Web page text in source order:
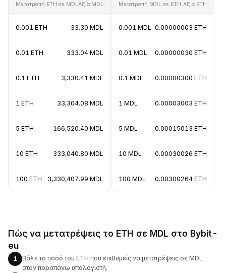
Μετατροπή ETH σε MDL Αξία MDL
0.001 ETH 33.30 MDL
0.01 ETH 333.04 MDL
0.1 ETH 3,330.41 MDL
1 ETH 33,304.08 MDL
5 ETH 166,520.40 MDL
10 ETH 333,040.80 MDL
100 ETH 3,330,407.99 MDL
Μετατροπή MDL σε ETH Αξία ETH
0.001 MDL 0.00000003 ETH
0.01 MDL 0.00000030 ETH
0.1 MDL 0.00000300 ETH
1 MDL 0.00003003 ETH
5 MDL 0.00015013 ETH
10 MDL 0.00030026 ETH
100 MDL 0.00300264 ETH
Πώς να μετατρέψεις το ETH σε MDL στο Bybit-
eu
1
Βάλε το ποσό του ETH που επιθυμείς να μετατρέψεις σε MDL
στον παραπάνω υπολογιστή.